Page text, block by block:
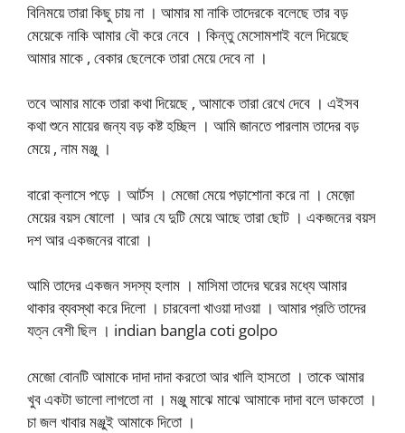
বিনিময়ে তারা কিছু চায় না । আমার মা নাকি তাদেরকে বলেছে তার বড়
মেয়েকে নাকি আমার বৌ করে নেবে । কিন্তু মেসোমশাই বলে দিয়েছে
আমার মাকে , বেকার ছেলেকে তারা মেয়ে দেবে না ।
তবে আমার মাকে তারা কথা দিয়েছে , আমাকে তারা রেখে দেবে । এইসব
কথা শুনে মায়ের জন্য বড় কষ্ট হচ্ছিল । আমি জানতে পারলাম তাদের বড়
মেয়ে , নাম মঞ্জু ।
বারো ক্লাসে পড়ে । আর্টস । মেজো মেয়ে পড়াশোনা করে না । মেজ়ো
মেয়ের বয়স ষোলো । আর যে দুটি মেয়ে আছে তারা ছোট । একজনের বয়স
দশ আর একজনের বারো ।
আমি তাদের একজন সদস্য হলাম । মাসিমা তাদের ঘরের মধ্যে আমার
থাকার ব্যবস্থা করে দিলো । চারবেলা খাওয়া দাওয়া । আমার প্রতি তাদের
যত্ন বেশী ছিল । indian bangla coti golpo
মেজো বোনটি আমাকে দাদা দাদা করতো আর খালি হাসতো । তাকে আমার
খুব একটা ভালো লাগতো না । মঞ্জু মাঝে মাঝে আমাকে দাদা বলে ডাকতো ।
চা জল খাবার মঞ্জুই আমাকে দিতো ।